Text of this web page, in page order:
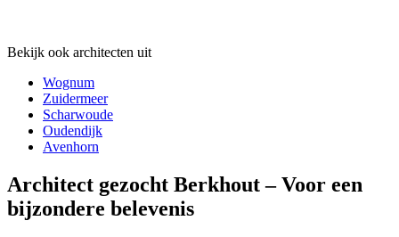
Bekijk ook architecten uit
Wognum
Zuidermeer
Scharwoude
Oudendijk
Avenhorn
Architect gezocht Berkhout – Voor een
bijzondere belevenis